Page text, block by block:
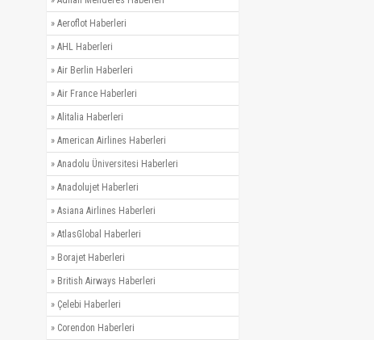
» Aeroflot Haberleri
» AHL Haberleri
» Air Berlin Haberleri
» Air France Haberleri
» Alitalia Haberleri
» American Airlines Haberleri
» Anadolu Üniversitesi Haberleri
» Anadolujet Haberleri
» Asiana Airlines Haberleri
» AtlasGlobal Haberleri
» Borajet Haberleri
» British Airways Haberleri
» Çelebi Haberleri
» Corendon Haberleri